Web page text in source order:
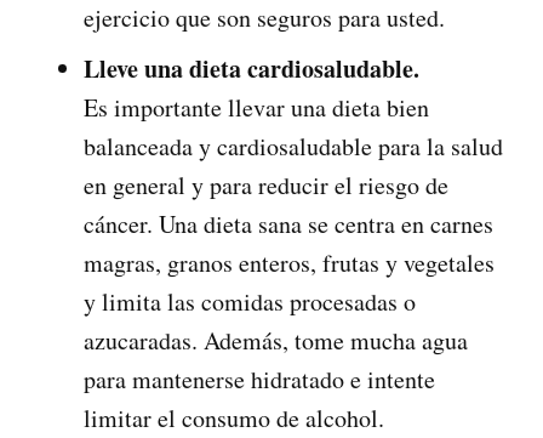
ejercicio que son seguros para usted.
Lleve una dieta cardiosaludable.
Es importante llevar una dieta bien
balanceada y cardiosaludable para la salud
en general y para reducir el riesgo de
cáncer. Una dieta sana se centra en carnes
magras, granos enteros, frutas y vegetales
y limita las comidas procesadas o
azucaradas. Además, tome mucha agua
para mantenerse hidratado e intente
limitar el consumo de alcohol.